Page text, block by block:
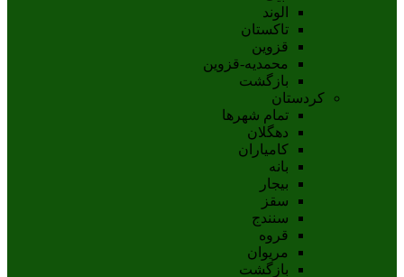
الوند
تاکستان
قزوين
محمديه-قزوين
بازگشت
کردستان
تمام شهر‌ها
دهگلان
کامیاران
بانه
بيجار
سقز
سنندج
قروه
مريوان
بازگشت